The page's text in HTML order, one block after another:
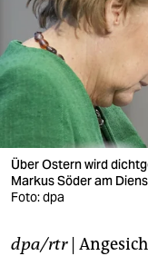
nord
wahrheit
verlag
verlag
veranstaltungen
shop
fragen & hilfe
Über Ostern wird
Markus Söder am
Foto: dpa
dpa/rtr|